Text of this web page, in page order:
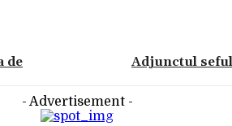
de
Adjunctul
- Advertisement -